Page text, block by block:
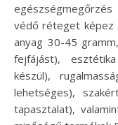
védő réteget képez
anyag 30-45
fejfájást),
készül),
lehetséges),
tapasztalat),